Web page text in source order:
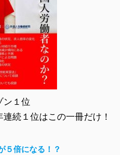
ン１位
続１位はこの一冊だけ！
５倍になる！？